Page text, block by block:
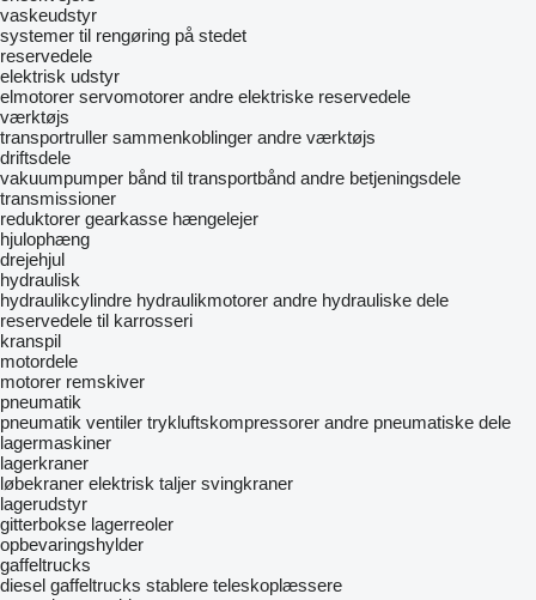
vaskeudstyr
systemer til rengøring på stedet
reservedele
elektrisk udstyr
elmotorer servomotorer andre elektriske reservedele
værktøjs
transportruller sammenkoblinger andre værktøjs
driftsdele
vakuumpumper bånd til transportbånd andre betjeningsdele
transmissioner
reduktorer gearkasse hængelejer
hjulophæng
drejehjul
hydraulisk
hydraulikcylindre hydraulikmotorer andre hydrauliske dele
reservedele til karrosseri
kranspil
motordele
motorer remskiver
pneumatik
pneumatik ventiler trykluftskompressorer andre pneumatiske dele
lagermaskiner
lagerkraner
løbekraner elektrisk taljer svingkraner
lagerudstyr
gitterbokse lagerreoler
opbevaringshylder
gaffeltrucks
diesel gaffeltrucks stablere teleskoplæssere